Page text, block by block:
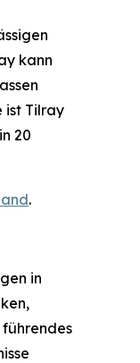
kann
ist Tilray
20
.
in